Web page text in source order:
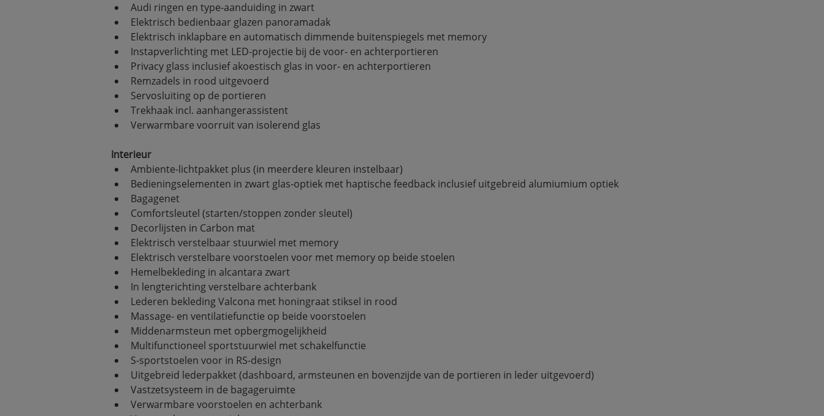
Audi ringen en type-aanduiding in zwart
Elektrisch bedienbaar glazen panoramadak
Elektrisch inklapbare en automatisch dimmende buitenspiegels met memory
Instapverlichting met LED-projectie bij de voor- en achterportieren
Privacy glass inclusief akoestisch glas in voor- en achterportieren
Remzadels in rood uitgevoerd
Servosluiting op de portieren
Trekhaak incl. aanhangerassistent
Verwarmbare voorruit van isolerend glas
Interieur
Ambiente-lichtpakket plus (in meerdere kleuren instelbaar)
Bedieningselementen in zwart glas-optiek met haptische feedback inclusief uitgebreid alumiumium optiek
Bagagenet
Comfortsleutel (starten/stoppen zonder sleutel)
Decorlijsten in Carbon mat
Elektrisch verstelbaar stuurwiel met memory
Elektrisch verstelbare voorstoelen voor met memory op beide stoelen
Hemelbekleding in alcantara zwart
In lengterichting verstelbare achterbank
Lederen bekleding Valcona met honingraat stiksel in rood
Massage- en ventilatiefunctie op beide voorstoelen
Middenarmsteun met opbergmogelijkheid
Multifunctioneel sportstuurwiel met schakelfunctie
S-sportstoelen voor in RS-design
Uitgebreid lederpakket (dashboard, armsteunen en bovenzijde van de portieren in leder uitgevoerd)
Vastzetsysteem in de bagageruimte
Verwarmbare voorstoelen en achterbank